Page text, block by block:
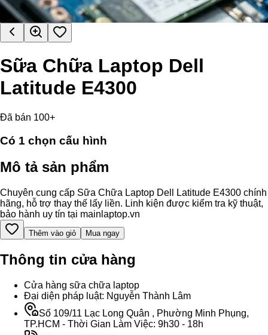
Sữa Chữa Laptop Dell
Latitude E4300
Đã bán 100+
Có 1 chọn cấu hình
Mô tả sản phẩm
Chuyên cung cấp Sữa Chữa Laptop Dell Latitude E4300 chính
hãng, hỗ trợ thay thế lấy liền. Linh kiện được kiểm tra kỹ thuật,
bảo hành uy tín tại mainlaptop.vn
Thêm vào giỏ Mua ngay
Thông tin cửa hàng
Cửa hàng sữa chữa laptop
Đại diện pháp luật: Nguyễn Thành Lâm
Số 109/11 Lạc Long Quân , Phường Minh Phụng,
TP.HCM - Thời Gian Làm Việc: 9h30 - 18h